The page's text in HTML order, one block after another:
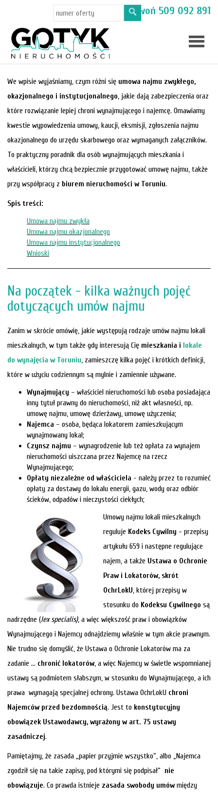
Masz pytania? Zadzwoń 509 092 891
Toruń
Oferty
firmie
Blog
We wpisie wyjaśniamy, czym różni się umowa najmu zwykłego,
okazjonalnego i instytucjonalnego, jakie dają zabezpieczenia oraz
które rozwiązanie lepiej chroni wynajmującego i najemcę. Omawiamy
kwestie wypowiedzenia umowy, kaucji, eksmisji, zgłoszenia najmu
okazjonalnego do urzędu skarbowego oraz wymaganych załączników.
To praktyczny poradnik dla osób wynajmujących mieszkania i
właścicieli, którzy chcą bezpiecznie przygotować umowę najmu, także
przy współpracy z biurem nieruchomości w Toruniu.
Spis treści:
Umowa najmu zwykła
Umowa najmu okazjonalnego
Umowa najmu instytucjonalnego
Wnioski
Na początek - kilka ważnych pojęć
dotyczących umów najmu
Zanim w skrócie omówię, jakie występują rodzaje umów najmu lokali
mieszkalnych, w tym także gdy interesują Cię mieszkania i lokale
do wynajęcia w Toruniu, zamieszczę kilka pojęć i krótkich definicji,
które w użyciu codziennym są mylnie i zamiennie używane.
Wynajmujący – właściciel nieruchomości lub osoba posiadająca
inny tytuł prawny do nieruchomości, niż akt własności, np.
umowę najmu, umowę dzierżawy, umowę użyczenia;
Najemca – osoba, będąca lokatorem zamieszkującym
wynajmowany lokal;
Czynsz najmu – wynagrodzenie lub też opłata za wynajem
nieruchomości uiszczana przez Najemcę na rzecz
Wynajmującego;
Opłaty niezależne od właściciela - należy przez to rozumieć
opłaty za dostawy do lokalu energii, gazu, wody oraz odbiór
ścieków, odpadów i nieczystości ciekłych;
Umowy najmu lokali mieszkalnych
reguluje Kodeks Cywilny - przepisy
artykułu 659 i następne regulujące
najem, a także Ustawa o Ochronie
Praw i Lokatorów, skrót
OchrLokU, której przepisy w
stosunku do Kodeksu Cywilnego są
nadrzędne (lex specialis), a więc większość praw i obowiązków
Wynajmującego i Najemcy odnajdziemy właśnie w tym akcie prawnym.
Nie trudno się domyślić, że Ustawa o Ochronie Lokatorów ma za
zadanie … chronić lokatorów, a więc Najemcy w świetle wspomnianej
ustawy są podmiotem słabszym, w stosunku do Wynajmującego, a ich
prawa wymagają specjalnej ochrony. Ustawa OchrLokU chroni
Najemców przed bezdomnością. Jest to konstytucyjny
obowiązek Ustawodawcy, wyrażony w art. 75 ustawy
zasadniczej.
Pamiętajmy, że zasada „papier przyjmie wszystko”, albo „Najemca
zgodził się na takie zapisy, pod którymi się podpisał” nie
obowiązuje. Co prawda istnieje zasada swobody umów między